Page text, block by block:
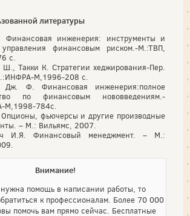
литературы
Финансовая инженерия: инструменты и
финансовым риском.-М.:ТВП,
с.
Такки К. Стратегии хеджирования-Пер.
М,1996-208 с.
Дж. Ф. Финансовая инженерия:полное
по финансовым нововведениям.-
М,1998-784с.
фьючерсы и другие производные
– М.: Вильямс, 2007.
И.Я. Финансовый менеджмент. – М.:
Внимание!
помощь в написании работы, то
к профессионалам. Более 70 000
помочь вам прямо сейчас. Бесплатные